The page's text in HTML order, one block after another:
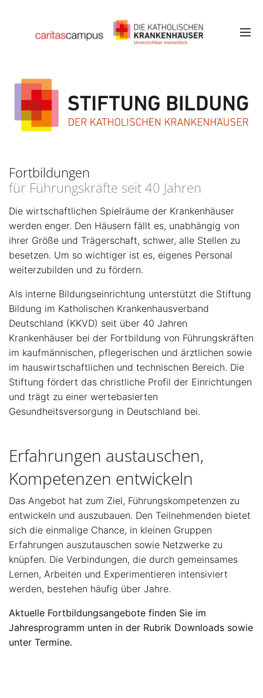
Fortbildungen
für Führungskräfte seit 40 Jahren
Die wirtschaftlichen Spielräume der Krankenhäuser
werden enger. Den Häusern fällt es, unabhängig von
ihrer Größe und Trägerschaft, schwer, alle Stellen zu
besetzen. Um so wichtiger ist es, eigenes Personal
weiterzubilden und zu fördern.
Als interne Bildungseinrichtung unterstützt die Stiftung
Bildung im Katholischen Krankenhausverband
Deutschland (KKVD) seit über 40 Jahren
Krankenhäuser bei der Fortbildung von Führungskräften
im kaufmännischen, pflegerischen und ärztlichen sowie
im hauswirtschaftlichen und technischen Bereich. Die
Stiftung fördert das christliche Profil der Einrichtungen
und trägt zu einer wertebasierten
Gesundheitsversorgung in Deutschland bei.
Erfahrungen austauschen,
Kompetenzen entwickeln
Das Angebot hat zum Ziel, Führungskompetenzen zu
entwickeln und auszubauen. Den Teilnehmenden bietet
sich die einmalige Chance, in kleinen Gruppen
Erfahrungen auszutauschen sowie Netzwerke zu
knüpfen. Die Verbindungen, die durch gemeinsames
Lernen, Arbeiten und Experimentieren intensiviert
werden, bestehen häufig über Jahre.
Aktuelle Fortbildungsangebote finden Sie im
Jahresprogramm unten in der Rubrik Downloads sowie
unter Termine.